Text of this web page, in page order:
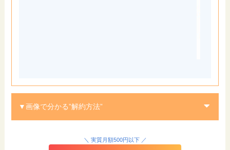
▼画像で分かる”解約方法”
STEP
＼ 実質月額500円以下 ／